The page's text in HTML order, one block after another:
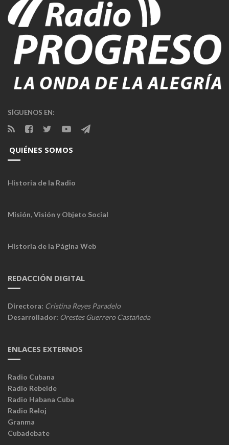
SÍGUENOS EN:
QUIÉNES SOMOS
Historia de la Radio
Misión, Visión y Objeto Social
Historia de la Página Web
REDACCIÓN DIGITAL
Directora: Cristina Reyes Paradelo
Desarrollador: Orestes Guerrero Castañeda
ENLACES EXTERNOS
Radio Cubana
Radio Rebelde
Radio Habana Cuba
Radio Reloj
Granma
Cubadebate